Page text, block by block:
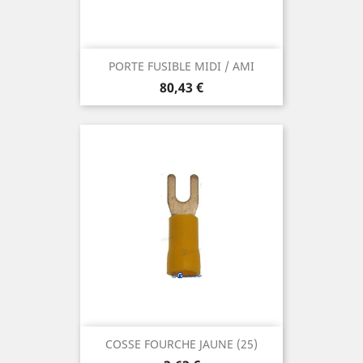
PORTE FUSIBLE MIDI / AMI
Prix
80,43 €
COSSE FOURCHE JAUNE (25)